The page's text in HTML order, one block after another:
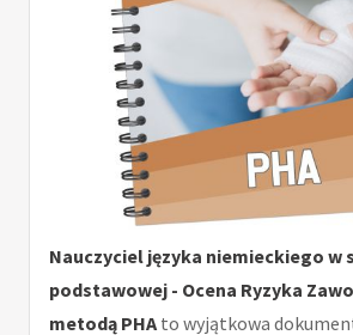
Nauczyciel języka niemieckiego w
podstawowej - Ocena Ryzyka
metodą PHA to wyjątkowa